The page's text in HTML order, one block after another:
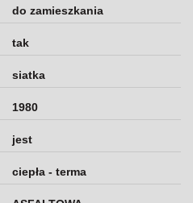
do zamieszkania
tak
siatka
1980
jest
ciepła - terma